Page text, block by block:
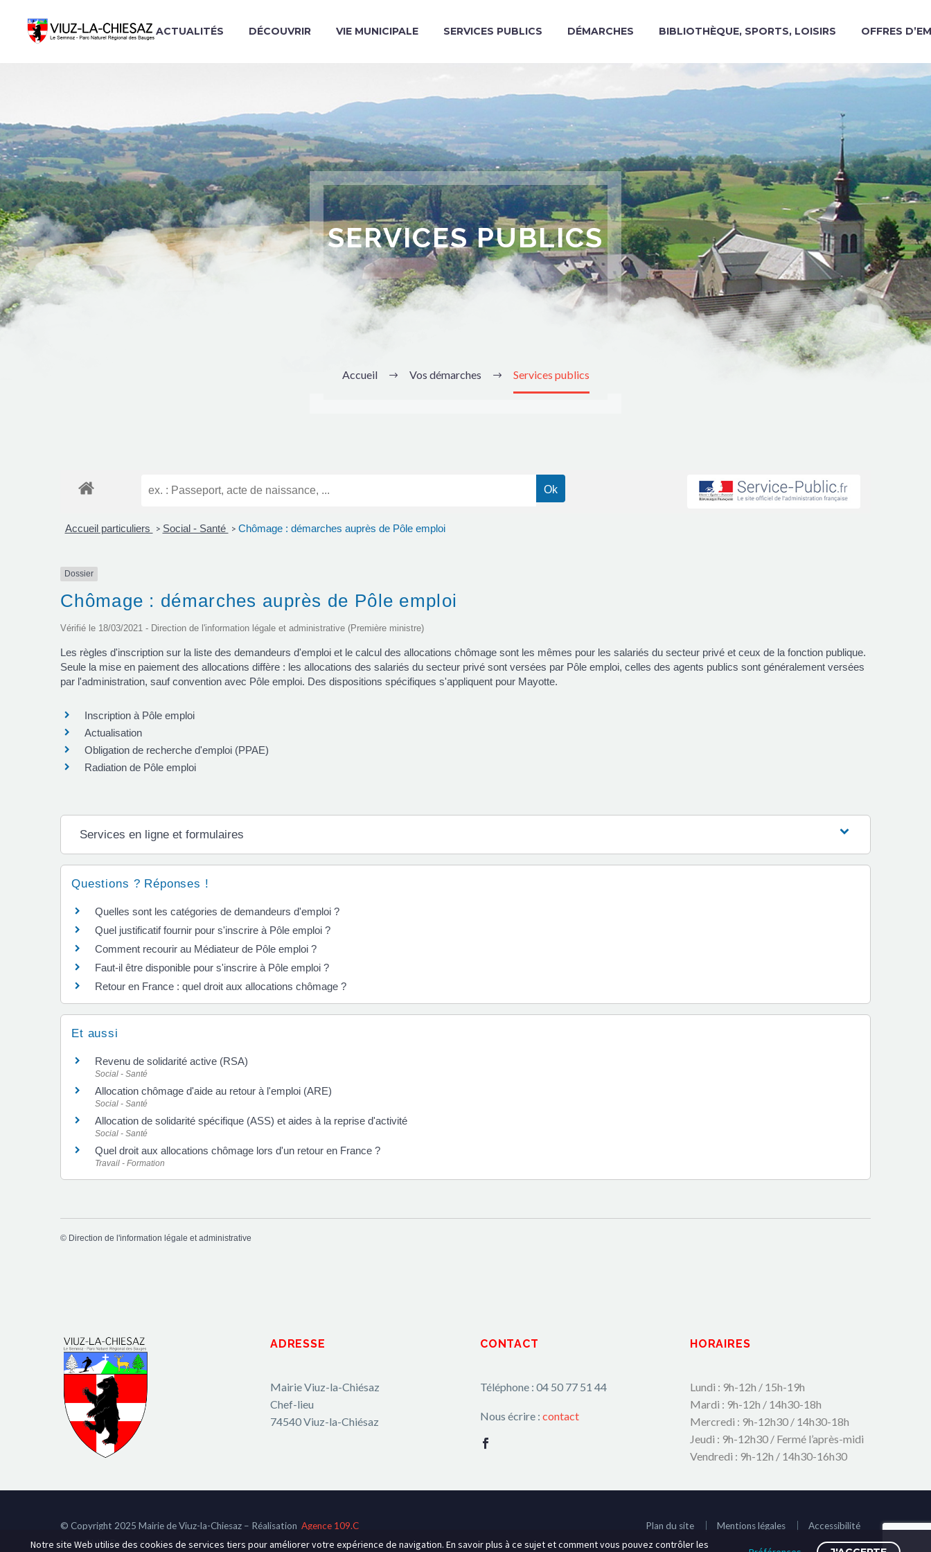
ACTUALITÉS DÉCOUVRIR VIE MUNICIPALE SERVICES PUBLICS DÉMARCHES BIBLIOTHÈQUE, SPORTS, LOISIRS OFFRES
SERVICES PUBLICS
Accueil Vos démarches Services publics
Accueil particuliers > Social - Santé > Chômage : démarches auprès de Pôle emploi
Dossier
Chômage : démarches auprès de Pôle emploi
Vérifié le 18/03/2021 - Direction de l'information légale et administrative (Première ministre)
Les règles d'inscription sur la liste des demandeurs d'emploi et le calcul des allocations chômage sont les mêmes pour les salariés du secteur privé et ceux de la fonction publique.
Seule la mise en paiement des allocations diffère : les allocations des salariés du secteur privé sont versées par Pôle emploi, celles des agents publics sont généralement versées
par l'administration, sauf convention avec Pôle emploi. Des dispositions spécifiques s'appliquent pour Mayotte.
Inscription à Pôle emploi
Actualisation
Obligation de recherche d'emploi (PPAE)
Radiation de Pôle emploi
Services en ligne et formulaires
Questions ? Réponses !
Quelles sont les catégories de demandeurs d'emploi ?
Quel justificatif fournir pour s'inscrire à Pôle emploi ?
Comment recourir au Médiateur de Pôle emploi ?
Faut-il être disponible pour s'inscrire à Pôle emploi ?
Retour en France : quel droit aux allocations chômage ?
Et aussi
Revenu de solidarité active (RSA)
Social - Santé
Allocation chômage d'aide au retour à l'emploi (ARE)
Social - Santé
Allocation de solidarité spécifique (ASS) et aides à la reprise d'activité
Social - Santé
Quel droit aux allocations chômage lors d'un retour en France ?
Travail - Formation
© Direction de l'information légale et administrative
ADRESSE
Mairie Viuz-la-Chiésaz
Chef-lieu
74540 Viuz-la-Chiésaz
CONTACT
Téléphone : 04 50 77 51 44
Nous écrire : contact
HORAIRES
Lundi : 9h-12h / 15h-19h
Mardi : 9h-12h / 14h30-18h
Mercredi : 9h-12h30 / 14h30-18h
Jeudi : 9h-12h30 / Fermé l’après-midi
Vendredi : 9h-12h / 14h30-16h30
© Copyright 2025 Mairie de Viuz-la-Chiesaz – Réalisation Agence 109.C
Hot-Chili_Pepper
Plan du site Mentions légales Accessibilité
Notre site Web utilise des cookies de services tiers pour améliorer votre expérience de navigation. En savoir plus à ce sujet et comment vous pouvez contrôler les